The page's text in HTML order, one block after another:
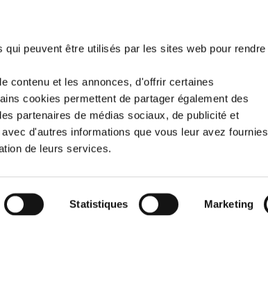
peuvent être utilisés par les sites web pour rendre
contenu et les annonces, d'offrir certaines
cookies permettent de partager également des
partenaires de médias sociaux, de publicité et
d'autres informations que vous leur avez fournies
de leurs services.
Statistiques Marketing